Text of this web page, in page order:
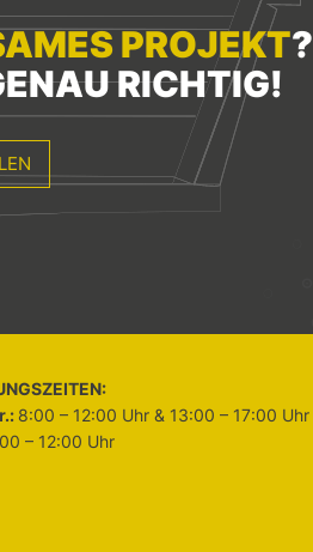
PROJEKT?
RICHTIG!
8:00 – 12:00 Uhr & 13:00 – 17:00 Uhr
– 12:00 Uhr